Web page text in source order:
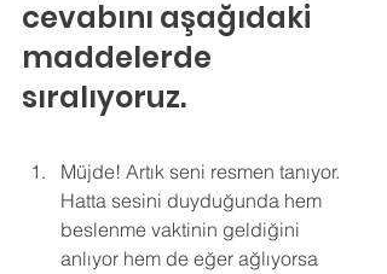
cevabını aşağıdaki
maddelerde
sıralıyoruz.
Müjde! Artık seni resmen tanıyor.
Hatta sesini duyduğunda hem
beslenme vaktinin geldiğini
anlıyor hem de eğer ağlıyorsa